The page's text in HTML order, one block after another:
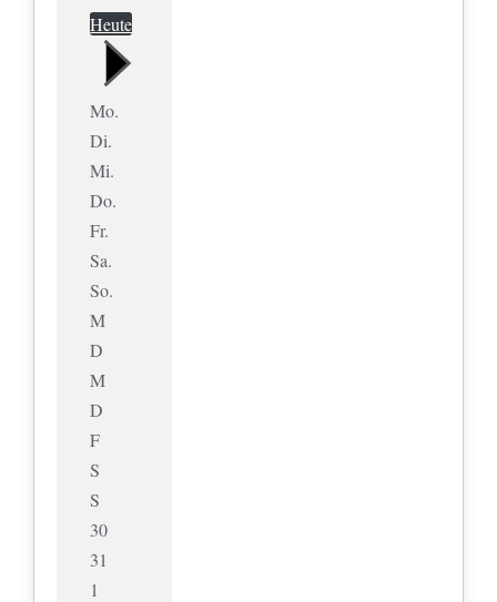
Heute
Mo.
Di.
Mi.
Do.
Fr.
Sa.
So.
M
D
M
D
F
S
S
30
31
1